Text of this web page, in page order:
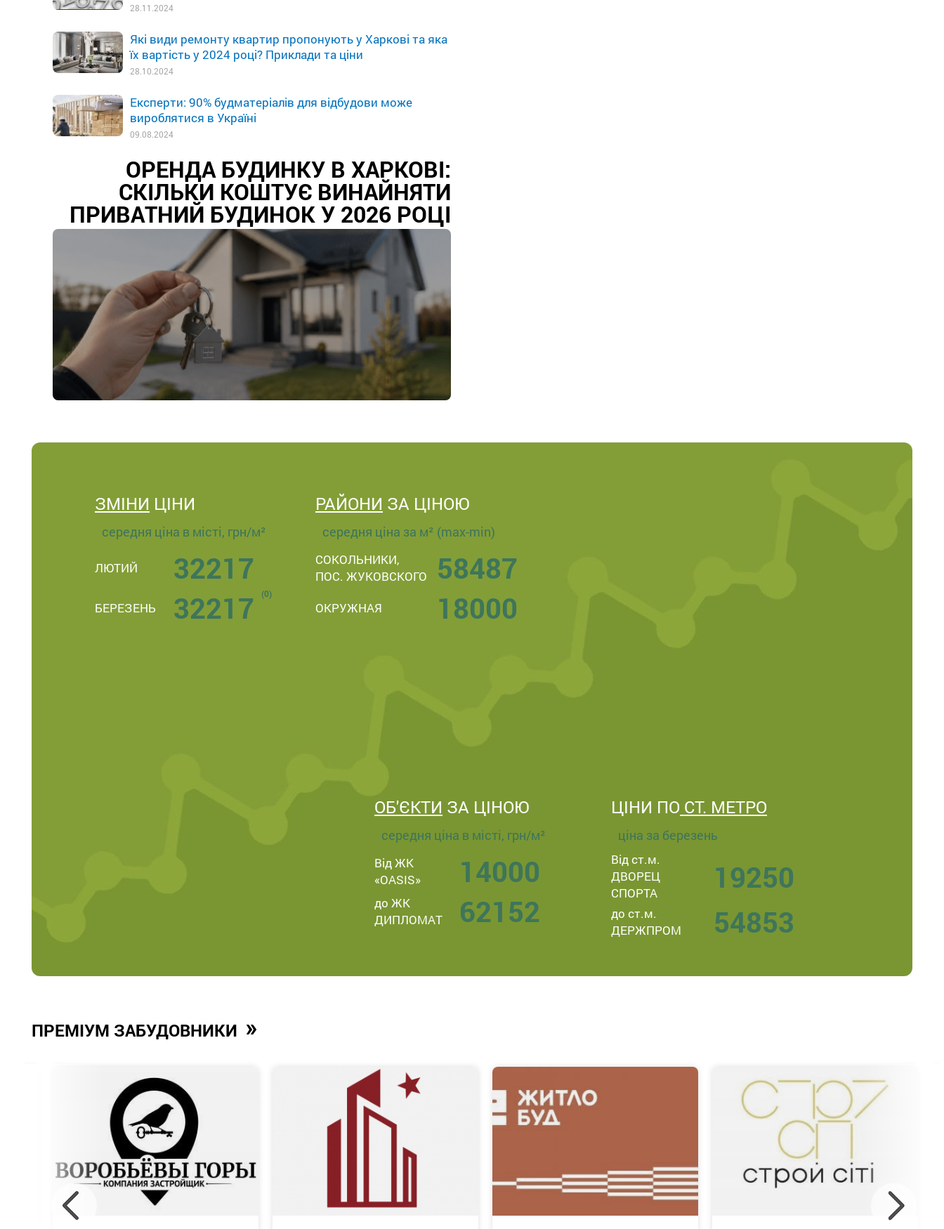
28.11.2024
Які види ремонту квартир пропонують у Харкові та яка
їх вартість у 2024 році? Приклади та ціни
28.10.2024
Експерти: 90% будматеріалів для відбудови може
вироблятися в Україні
09.08.2024
ОРЕНДА БУДИНКУ В ХАРКОВІ:
СКІЛЬКИ КОШТУЄ ВИНАЙНЯТИ
ПРИВАТНИЙ БУДИНОК У 2026 РОЦІ
ЗМІНИ ЦІНИ
середня ціна в місті, грн/м²
ЛЮТИЙ 32217
БЕРЕЗЕНЬ 32217 (0)
РАЙОНИ ЗА ЦІНОЮ
середня ціна за м² (max-min)
СОКОЛЬНИКИ,
ПОС. ЖУКОВСКОГО
58487
ОКРУЖНАЯ 18000
ОБ'ЄКТИ ЗА ЦІНОЮ
середня ціна в місті, грн/м²
Від ЖК
«OASIS»
14000
до ЖК
ДИПЛОМАТ
62152
ЦІНИ ПО СТ. МЕТРО
ціна за березень
Від ст.м.
ДВОРЕЦ
СПОРТА
19250
до ст.м.
ДЕРЖПРОМ
54853
ПРЕМІУМ ЗАБУДОВНИКИ »